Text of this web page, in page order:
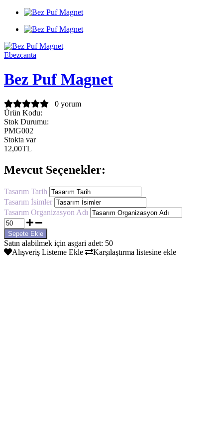
Ebezcanta
Bez Puf Magnet
0 yorum
Ürün Kodu:
Stok Durumu:
PMG002
Stokta var
12,00TL
Mevcut Seçenekler:
Tasarım Tarih
Tasarım İsimler
Tasarım Organizasyon Adı
Satın alabilmek için asgari adet: 50
Alışveriş Listeme Ekle
Karşılaştırma listesine ekle